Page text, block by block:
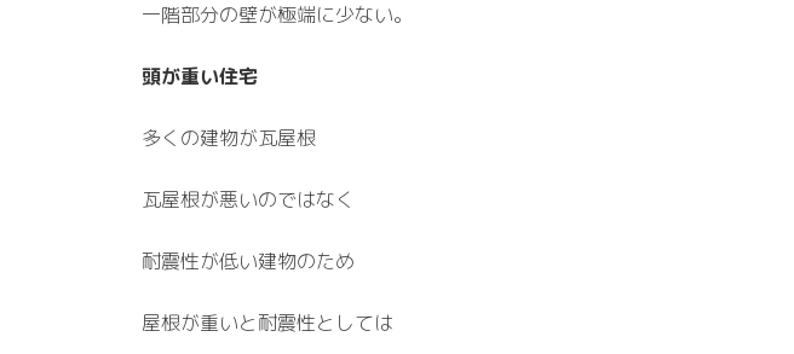
一階部分の壁が極端に少ない。
頭が重い住宅
多くの建物が瓦屋根
瓦屋根が悪いのではなく
耐震性が低い建物のため
屋根が重いと耐震性としては